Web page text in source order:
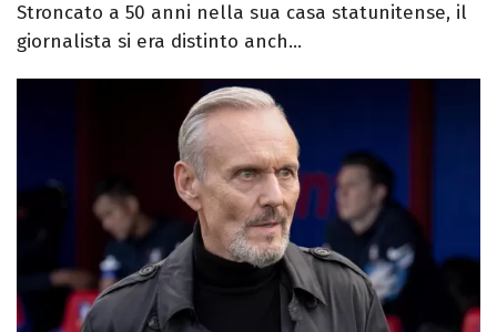
Stroncato a 50 anni nella sua casa statunitense, il
giornalista si era distinto anch...